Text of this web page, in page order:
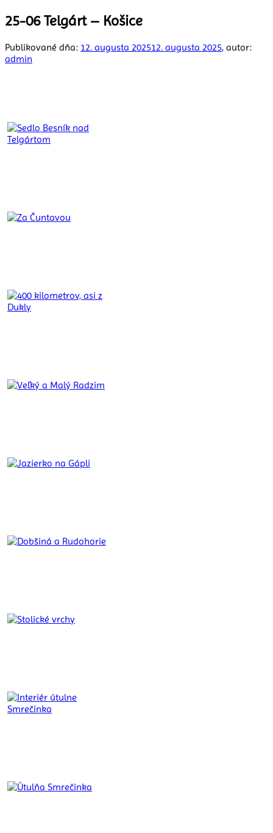
25-06 Telgárt – Košice
Publikované dňa: 12. augusta 202512. augusta 2025, autor:
admin